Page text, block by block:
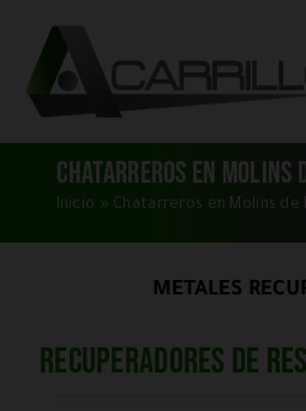
contenido
Inicio
Qué Compramos
Blog
Chatarreros en Molins
Inicio » Chatarreros en Molins de
METALES
Recuperadores de